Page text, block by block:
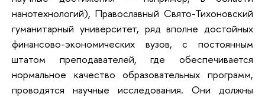
нанотехнологий), Православный Свято-Тихоновский
гуманитарный университет, ряд вполне достойных
финансово-экономических вузов, с постоянным
штатом преподавателей, где обеспечивается
нормальное качество образовательных программ,
проводятся научные исследования. Они должны